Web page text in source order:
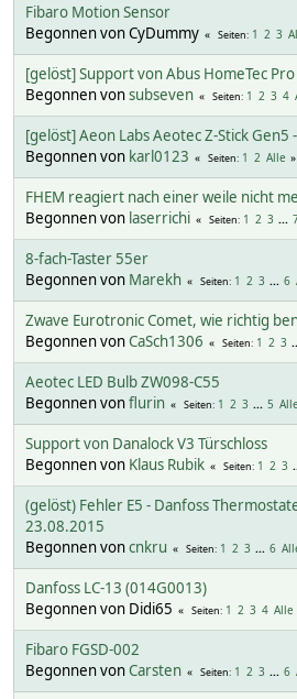
Fibaro Motion Sensor
Begonnen von CyDummy
Seiten 1 2 3
[gelöst] Support von Abus HomeTec Pro
Begonnen vonsubseven Seiten 1 2 3 4
[gelöst] Aeon Labs Aeotec Z-Stick Gen5
Begonnen von karl0123 Seiten 1 2 Alle
FHEM reagiert nach einer weile nicht
Begonnen von laserrichi Seiten 1 2 3 ...
8-fach-Taster 55er
Begonnen von Marekh Seiten 1 2 3 ... 6
Zwave Eurotronic Comet, wie richtig
Begonnen vonCaSch1306 Seiten 1 2 3
Aeotec LED Bulb ZW098-C55
Begonnen vonflurin Seiten 1 2 3 ... 5 Alle
Support von Danalock V3 Türschloss
Begonnen von Klaus Rubik Seiten 1 2 3
(gelöst) Fehler E5 - Danfoss
23.08.2015
Begonnen voncnkru Seiten 1 2 3 ... 6
Danfoss LC-13 (014G0013)
Begonnen von Didi65
Seiten 1 2 3 4 Alle
Fibaro FGSD-002
Begonnen vonCarsten Seiten 1 2 3 ... 6